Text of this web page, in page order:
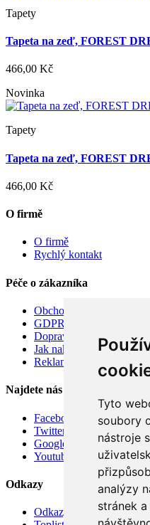
Tyto
soubory
nástroje
analýzy
stránek
Tapety
Tapeta na zeď, FOREST
466,00 Kč
Novinka
Tapety
Tapeta na zeď, FOREST
466,00 Kč
O firmě
O firmě
Rychlý kontakt
Péče o zákazníka
Obchodní podmínky
GDPR
Doprava
Jak nakupovat
Reklamace
Najdete nás
Facebook
Twitter
Google
Youtube
Odkazy
Odkazy